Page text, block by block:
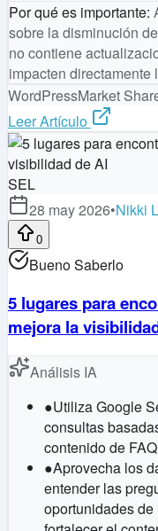
Por qué es importante:
sobre la disminución
no contiene
impacten directamente
WordPressMarket
Leer Artículo
SEL
28 may 2026•Nikki
0
Bueno Saberlo
5 lugares para
mejora la
Análisis IA
●Utiliza Google
consultas
contenido de
●Aprovecha los
entender las
oportunidades